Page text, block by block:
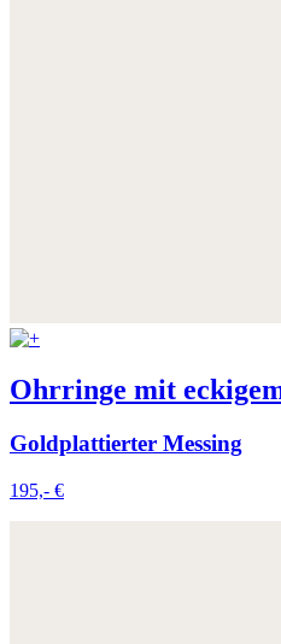
Ohrringe mit
Goldplattierter Messing
195,- €